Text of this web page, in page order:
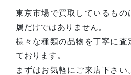
東京市場で買取しているもの
属だけではありません。
様々な種類の品物を丁寧に査
ております。
まずはお気軽にご来店下さい